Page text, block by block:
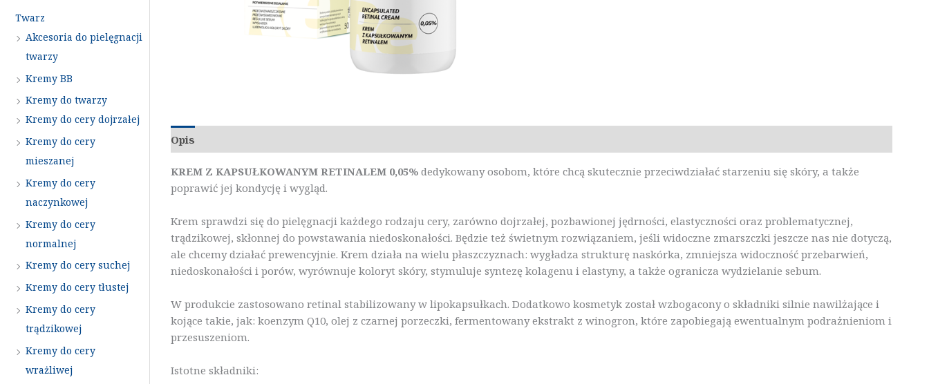
Twarz
Akcesoria do pielęgnacji
twarzy
Kremy BB
Kremy do twarzy
Kremy do cery dojrzałej
Kremy do cery
mieszanej
Kremy do cery
naczynkowej
Kremy do cery
normalnej
Kremy do cery suchej
Kremy do cery tłustej
Kremy do cery
trądzikowej
Kremy do cery
wrażliwej
Opis
KREM Z KAPSUŁKOWANYM RETINALEM 0,05% dedykowany osobom, które chcą skutecznie przeciwdziałać starzeniu się skóry, a także
poprawić jej kondycję i wygląd.
Krem sprawdzi się do pielęgnacji każdego rodzaju cery, zarówno dojrzałej, pozbawionej jędrności, elastyczności oraz problematycznej,
trądzikowej, skłonnej do powstawania niedoskonałości. Będzie też świetnym rozwiązaniem, jeśli widoczne zmarszczki jeszcze nas nie dotyczą,
ale chcemy działać prewencyjnie. Krem działa na wielu płaszczyznach: wygładza strukturę naskórka, zmniejsza widoczność przebarwień,
niedoskonałości i porów, wyrównuje koloryt skóry, stymuluje syntezę kolagenu i elastyny, a także ogranicza wydzielanie sebum.
W produkcie zastosowano retinal stabilizowany w lipokapsułkach. Dodatkowo kosmetyk został wzbogacony o składniki silnie nawilżające i
kojące takie, jak: koenzym Q10, olej z czarnej porzeczki, fermentowany ekstrakt z winogron, które zapobiegają ewentualnym podrażnieniom i
przesuszeniom.
Istotne składniki: